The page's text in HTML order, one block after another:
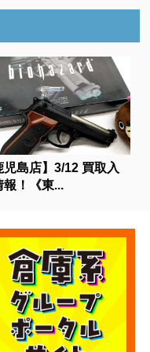
児島店】3/12 買取入
報！《東...